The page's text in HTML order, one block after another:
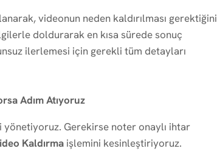
videonun neden kaldırılması gerektiğini
doldurarak en kısa sürede sonuç
ilerlemesi için gerekli tüm detayları
Adım Atıyoruz
Gerekirse noter onaylı ihtar
Kaldırma işlemini kesinleştiriyoruz.